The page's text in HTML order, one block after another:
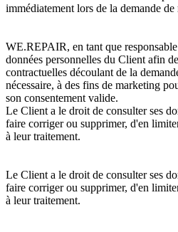
immédiatement lors de la demande de
WE.REPAIR, en tant que
données personnelles du Client afin
contractuelles découlant de la
nécessaire, à des fins de marketing
son consentement valide.
Le Client a le droit de consulter ses
faire corriger ou supprimer, d'en
à leur traitement.
Le Client a le droit de consulter ses
faire corriger ou supprimer, d'en
à leur traitement.